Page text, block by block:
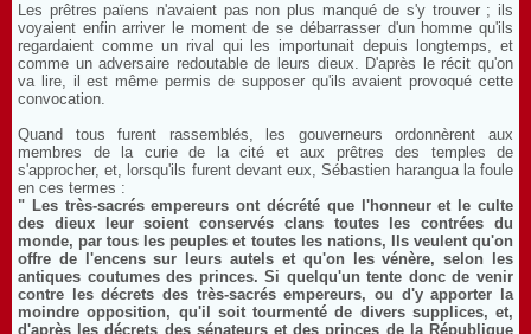
Les prêtres païens n'avaient pas non plus manqué de s'y trouver ; ils
voyaient enfin arriver le moment de se débarrasser d'un homme qu'ils
regardaient comme un rival qui les importunait depuis longtemps, et
comme un adversaire redoutable de leurs dieux. D'après le récit qu'on
va lire, il est même permis de supposer qu'ils avaient provoqué cette
convocation.
Quand tous furent rassemblés, les gouverneurs ordonnèrent aux
membres de la curie de la cité et aux prêtres des temples de
s'approcher, et, lorsqu'ils furent devant eux, Sébastien harangua la foule
en ces termes :
" Les très-sacrés empereurs ont décrété que l'honneur et le culte
des dieux leur soient conservés clans toutes les contrées du
monde, par tous les peuples et toutes les nations, Ils veulent qu'on
offre de l'encens sur leurs autels et qu'on les vénère, selon les
antiques coutumes des princes. Si quelqu'un tente donc de venir
contre les décrets des très-sacrés empereurs, ou d'y apporter la
moindre opposition, qu'il soit tourmenté de divers supplices, et,
d'après les décrets des sénateurs et des princes de la République